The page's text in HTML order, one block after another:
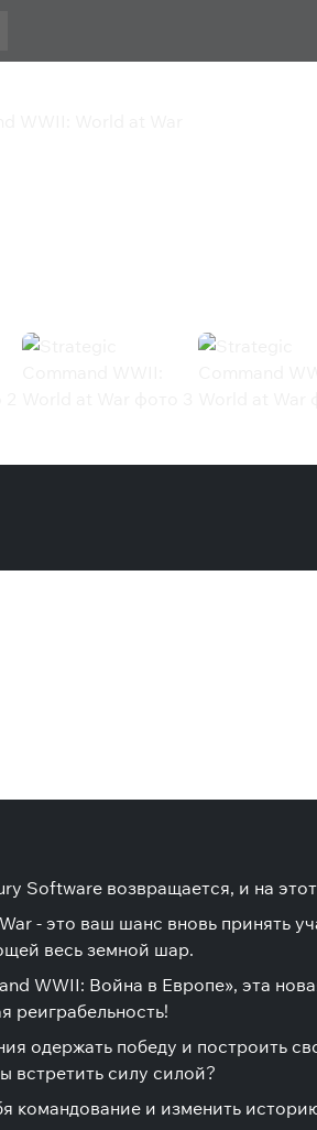
Software возвращается, и на
- это ваш шанс вновь принять
весь земной шар.
WWII: Война в Европе», эта
реиграбельность!
одержать победу и построить
встретить силу силой?
командование и изменить